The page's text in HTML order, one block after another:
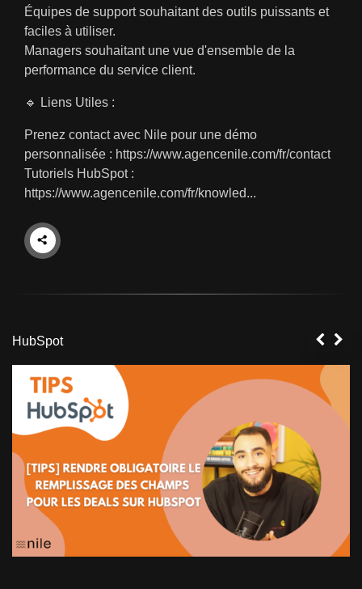
Équipes de support souhaitant des outils puissants et
faciles à utiliser.
Managers souhaitant une vue d'ensemble de la
performance du service client.
🔹 Liens Utiles :
Prenez contact avec Nile pour une démo
personnalisée : https://www.agencenile.com/fr/contact
Tutoriels HubSpot :
https://www.agencenile.com/fr/knowled...
HubSpot